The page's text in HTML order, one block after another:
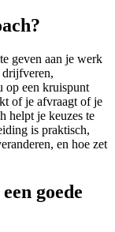
geven aan je werk
op een kruispunt
of je afvraagt of je
helpt je keuzes te
is praktisch,
en hoe zet
goede